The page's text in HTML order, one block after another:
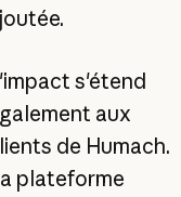
s'étend
aux
de Humach.
plateforme